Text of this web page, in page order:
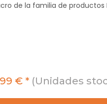
de la familia de productos
€ * (Unidades